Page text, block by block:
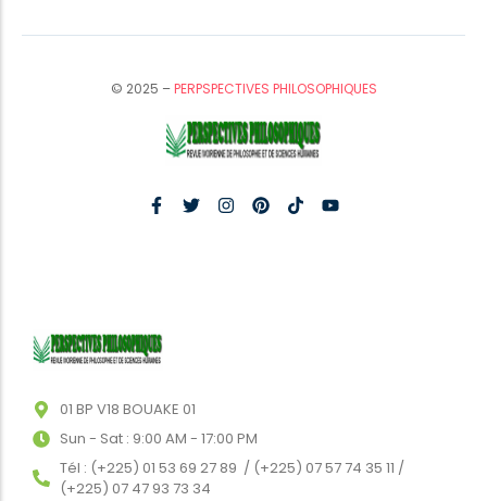
© 2025 –PERPSPECTIVES PHILOSOPHIQUES
01 BP V18 BOUAKE 01
Sun - Sat : 9:00 AM - 17:00 PM
Tél : (+225) 01 53 69 27 89 / (+225) 07 57 74 35 11 /
(+225) 07 47 93 73 34